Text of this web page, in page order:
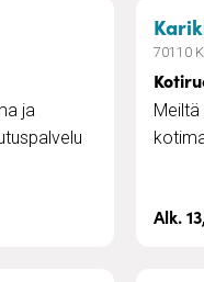
ja
70110
Alk.